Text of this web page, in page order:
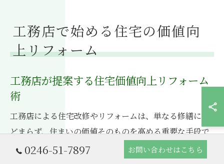
工務店で始める住宅の価値向
上リフォーム
工務店が提案する住宅価値向上リフォーム
術
工務店による住宅改修やリフォームは、単なる修繕にと
どまらず、住まいの価値そのものを高める重要な手段で
す。福島県いわき市では、地域の気候や生活スタイルに
0246-51-7897 お問い合わせはこちら